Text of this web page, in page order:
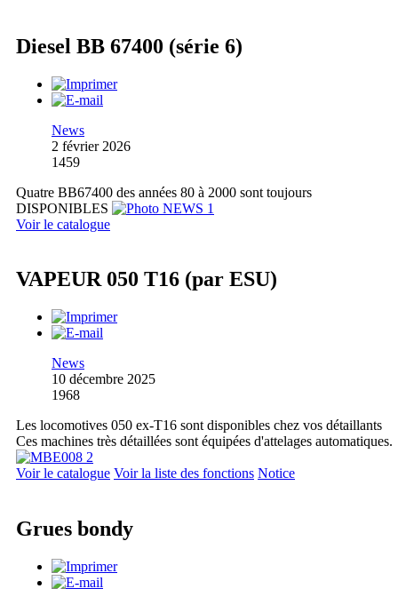
Diesel BB 67400 (série 6)
News
2 février 2026
1459
Quatre BB67400 des années 80 à 2000 sont toujours
DISPONIBLES
Voir le catalogue
VAPEUR 050 T16 (par ESU)
News
10 décembre 2025
1968
Les locomotives 050 ex-T16 sont disponibles chez vos détaillants
Ces machines très détaillées sont équipées d'attelages automatiques.
Voir le catalogue Voir la liste des fonctions Notice
Grues bondy